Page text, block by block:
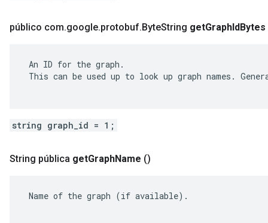
público com.google.protobuf.ByteString getGraphIdBytes
An ID for the graph.
This can be used up to look up graph names.
string graph_id = 1;
String pública getGraphName ()
Name of the graph (if available).